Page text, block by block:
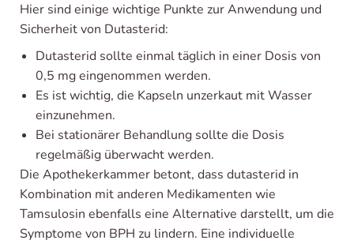
Hier sind einige wichtige Punkte zur Anwendung und
Sicherheit von Dutasterid:
Dutasterid sollte einmal täglich in einer Dosis von
0,5 mg eingenommen werden.
Es ist wichtig, die Kapseln unzerkaut mit Wasser
einzunehmen.
Bei stationärer Behandlung sollte die Dosis
regelmäßig überwacht werden.
Die Apothekerkammer betont, dass dutasterid in
Kombination mit anderen Medikamenten wie
Tamsulosin ebenfalls eine Alternative darstellt, um die
Symptome von BPH zu lindern. Eine individuelle